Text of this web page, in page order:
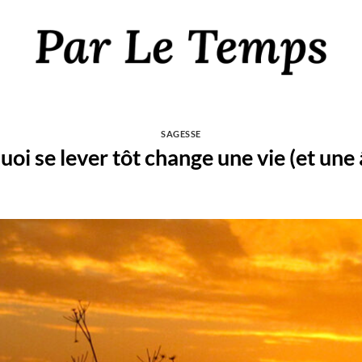
SAGESSE
se lever tôt change une vie (et une